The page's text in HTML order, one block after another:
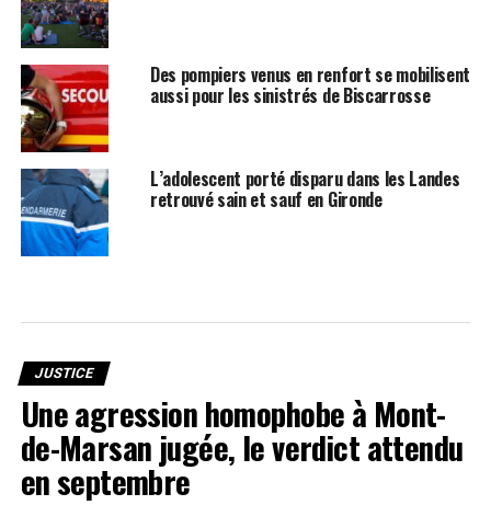
Des pompiers venus en renfort se mobilisent
aussi pour les sinistrés de Biscarrosse
L’adolescent porté disparu dans les Landes
retrouvé sain et sauf en Gironde
JUSTICE
Une agression homophobe à Mont-
de-Marsan jugée, le verdict attendu
en septembre